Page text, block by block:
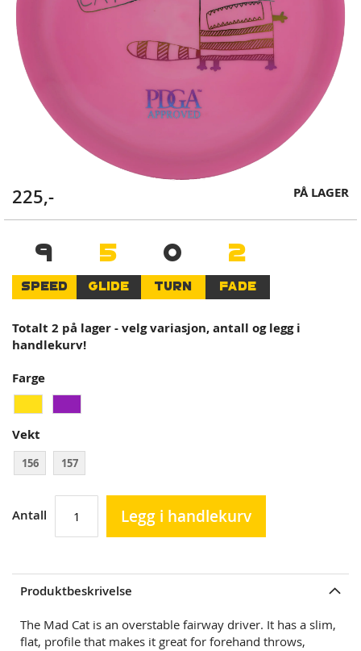
Skip
to
the
beginning
the
images
225,- PÅ LAGER
9
SPEED
5
GLIDE
0
TURN
2
FADE
Totalt 2 på lager - velg variasjon, antall og legg i
handlekurv!
Farge
Vekt
156 157
Antall Legg i handlekurv
Produktbeskrivelse
The Mad Cat is an overstable fairway driver. It has a slim,
flat, profile that makes it great for forehand throws,